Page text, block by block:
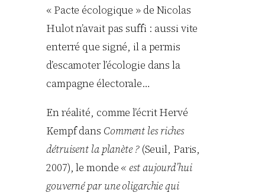
« Pacte écologique » de Nicolas
Hulot n’avait pas suffi : aussi vite
enterré que signé, il a permis
d’escamoter l’écologie dans la
campagne électorale…
En réalité, comme l’écrit Hervé
Kempf dans Comment les riches
détruisent la planète ?(Seuil, Paris,
2007), le monde « est aujourd’hui
gouverné par une oligarchie qui